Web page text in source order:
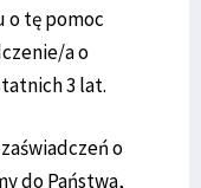
o tę pomoc
a o
3 lat.
o
do Państwa,